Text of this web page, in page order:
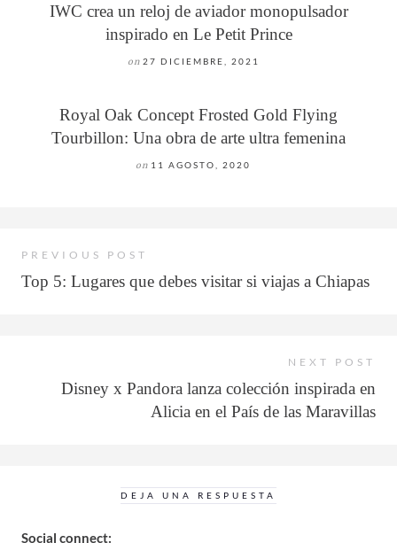
IWC crea un reloj de aviador monopulsador
inspirado en Le Petit Prince
on 27 DICIEMBRE, 2021
Royal Oak Concept Frosted Gold Flying
Tourbillon: Una obra de arte ultra femenina
on 11 AGOSTO, 2020
PREVIOUS POST
Top 5: Lugares que debes visitar si viajas a Chiapas
NEXT POST
Disney x Pandora lanza colección inspirada en
Alicia en el País de las Maravillas
DEJA UNA RESPUESTA
Social connect: